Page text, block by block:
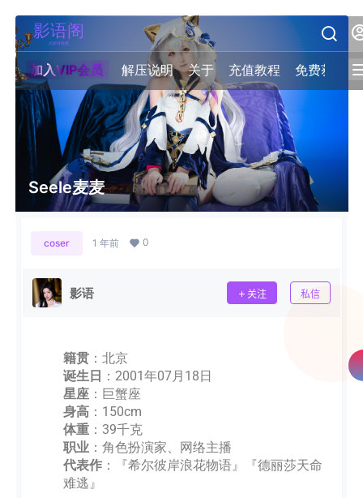
加入VIP会员 解压说明 关于 充值教程 免费获取积
Seele麦麦
coser 1 年前 0
影语 关注 私信
籍贯 ：北京
诞生日 ：2001年07月18日
星座 ：巨蟹座
身高 ：150cm
体重 ：39千克
职业 ：角色扮演家、网络主播
代表作 ：『希尔彼岸浪花物语』『德丽莎天命
难逃』